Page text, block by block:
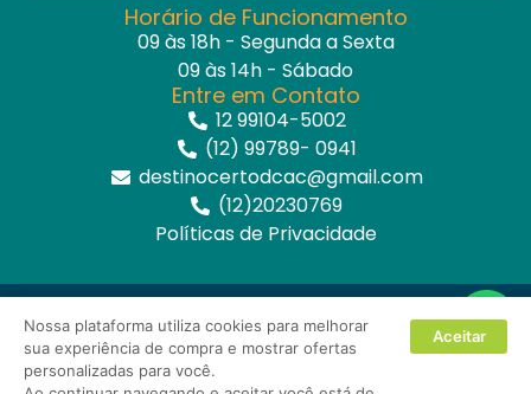
Horário de Funcionamento
09 às 18h - Segunda a Sexta
09 às 14h - Sábado
Entre em Contato
12 99104-5002
(12) 99789- 0941
destinocertodcac@gmail.com
(12)20230769
Políticas de Privacidade
Nossa plataforma utiliza cookies para melhorar
sua experiência de compra e mostrar ofertas
personalizadas para você.
Aceitar
Direitos Reservados. 2024 –MIDIASIM Criação e
Soluções Web